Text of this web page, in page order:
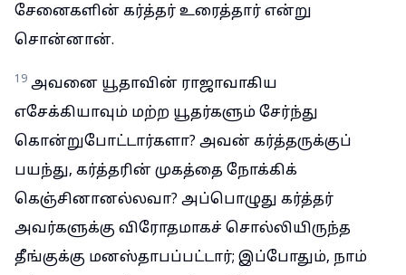
சேனைகளின் கர்த்தர் உரைத்தார் என்று
சொன்னான்.
19 அவனை யூதாவின் ராஜாவாகிய
எசேக்கியாவும் மற்ற யூதர்களும் சேர்ந்து
கொன்றுபோட்டார்களா? அவன் கர்த்தருக்குப்
பயந்து, கர்த்தரின் முகத்தை நோக்கிக்
கெஞ்சினானல்லவா? அப்பொழுது கர்த்தர்
அவர்களுக்கு விரோதமாகச் சொல்லியிருந்த
தீங்குக்கு மனஸ்தாபப்பட்டார்; இப்போதும், நாம்